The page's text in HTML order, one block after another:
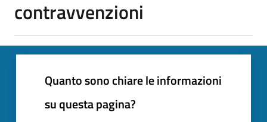
contravvenzioni
Quanto sono chiare le informazioni
su questa pagina?